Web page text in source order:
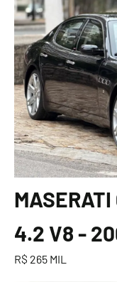
MASERATI
4.2 V8 -
R$ 265 MIL